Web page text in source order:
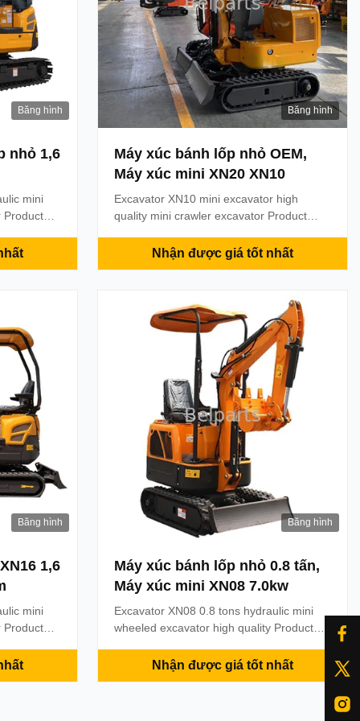
Băng hình
nhỏ 1,6
mini
Product
Băng hình
Máy xúc bánh lốp nhỏ OEM,
Máy xúc mini XN20 XN10
Excavator XN10 mini excavator high
quality mini crawler excavator Product
Material Steel Model XN08 XN10 XN20
required Delivery 7 days after the payment
received Shipment by sea, by air, ...
Nhận được giá tốt nhất
Băng hình
1,6
mini
Product
Yanmar
Băng hình
Máy xúc bánh lốp nhỏ 0.8 tấn,
Máy xúc mini XN08 7.0kw
Excavator XN08 0.8 tons hydraulic mini
wheeled excavator high quality Product
1877x896x1990 mm Wheelbase 770 mm
Nhận được giá tốt nhất